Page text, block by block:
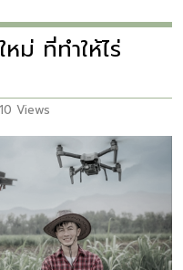
ม่ ที่ทำให้ไร่
Views